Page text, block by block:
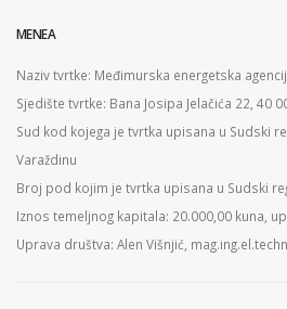
MENEA
Naziv tvrtke: Međimurska energetska
Sjedište tvrtke: Bana Josipa Jelačića 22, 40
Sud kod kojega je tvrtka upisana u Sudski
Varaždinu
Broj pod kojim je tvrtka upisana u Sudski
Iznos temeljnog kapitala: 20.000,00 kuna,
Uprava društva: Alen Višnjić,